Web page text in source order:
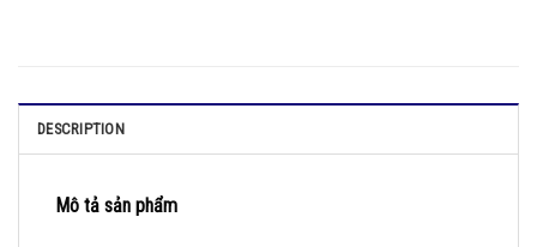
DESCRIPTION
Mô tả sản phẩm